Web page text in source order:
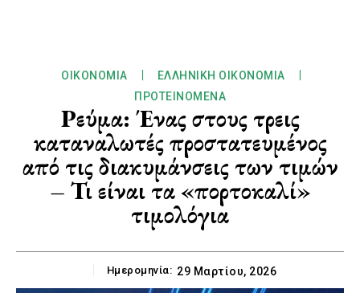
ΟΙΚΟΝΟΜΊΑ
ΕΛΛΗΝΙΚΉ ΟΙΚΟΝΟΜΊΑ
ΠΡΟΤΕΙΝΌΜΕΝΑ
Ρεύμα: Ένας στους τρεις
καταναλωτές προστατευμένος
από τις διακυμάνσεις των τιμών
– Τι είναι τα «πορτοκαλί»
τιμολόγια
Ημερομηνία: 29 Μαρτίου, 2026